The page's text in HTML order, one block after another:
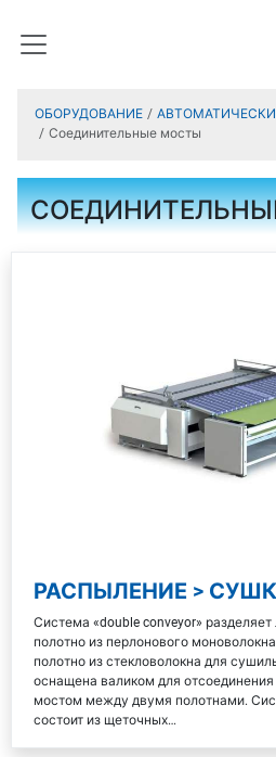
ОБОРУДОВАНИЕ
Соединительные мосты
РАСПЫЛЕНИЕ >
Система «double conveyor»
полотно из перлонового
полотно из стекловолокна для
оснащена валиком для
мостом между двумя полотнами.
состоит из щеточных…